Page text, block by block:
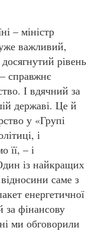
– міністр
важливий,
рівень
справжнє
І вдячний за
державі. Це й
у «Групі
і
її, – і
із найкращих
саме з
енергетичної
фінансову
ми обговорили